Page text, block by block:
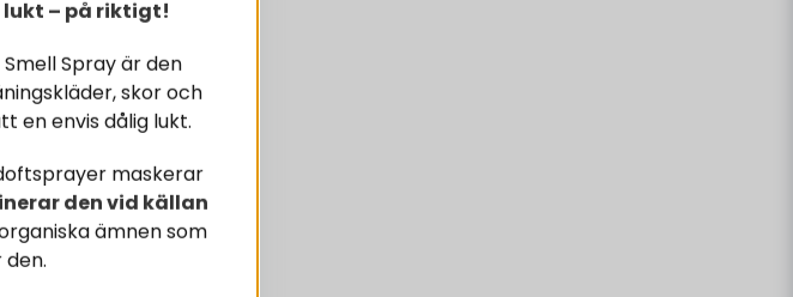
– på riktigt!
Spray är den
skor och
en envis dålig lukt.
maskerar
den vid källan
ämnen som